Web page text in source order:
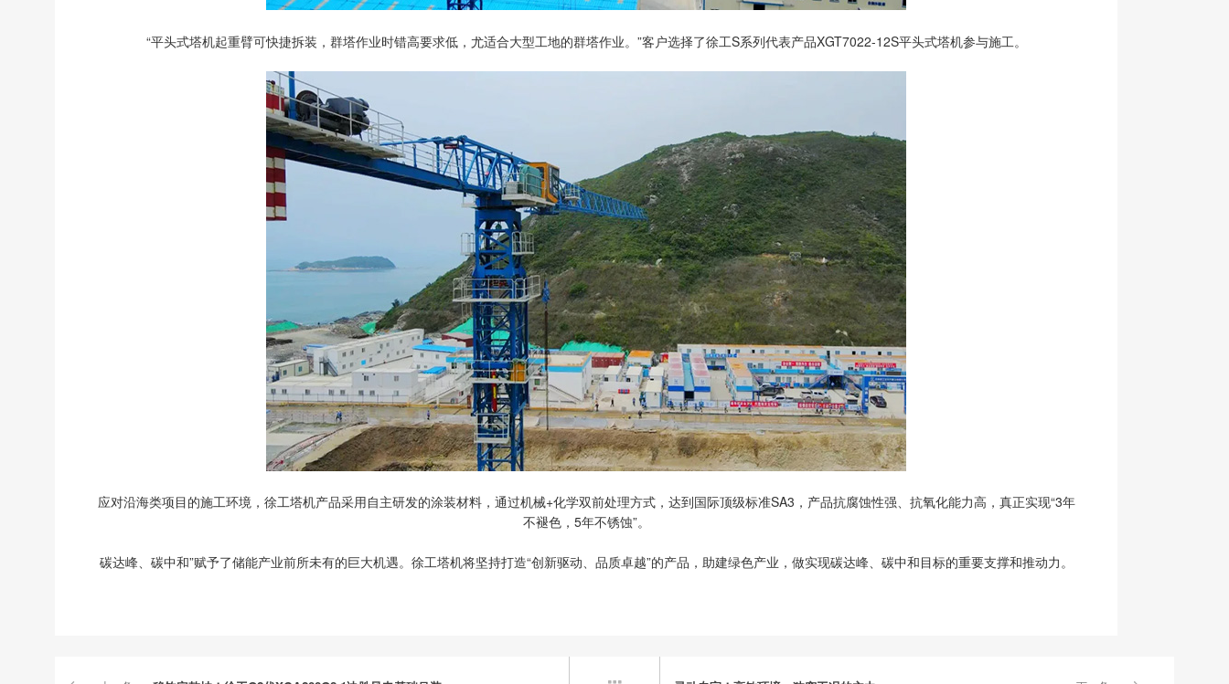
“平头式塔机起重臂可快捷拆装，群塔作业时错高要求低，尤适合大型工地的群塔作业。”客户选择了徐工S系列代表产品XGT7022-12S平头式塔机参与施工。
应对沿海类项目的施工环境，徐工塔机产品采用自主研发的涂装材料，通过机械+化学双前处理方式，达到国际顶级标准SA3，产品抗腐蚀性强、抗氧化能力高，真正实现“3年
不褪色，5年不锈蚀”。
碳达峰、碳中和”赋予了储能产业前所未有的巨大机遇。徐工塔机将坚持打造“创新驱动、品质卓越”的产品，助建绿色产业，做实现碳达峰、碳中和目标的重要支撑和推动力。